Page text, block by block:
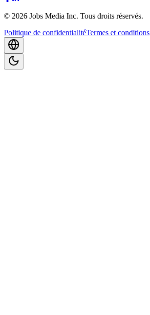
© 2026 Jobs Media Inc. Tous droits réservés.
Politique de confidentialitéTermes et conditions